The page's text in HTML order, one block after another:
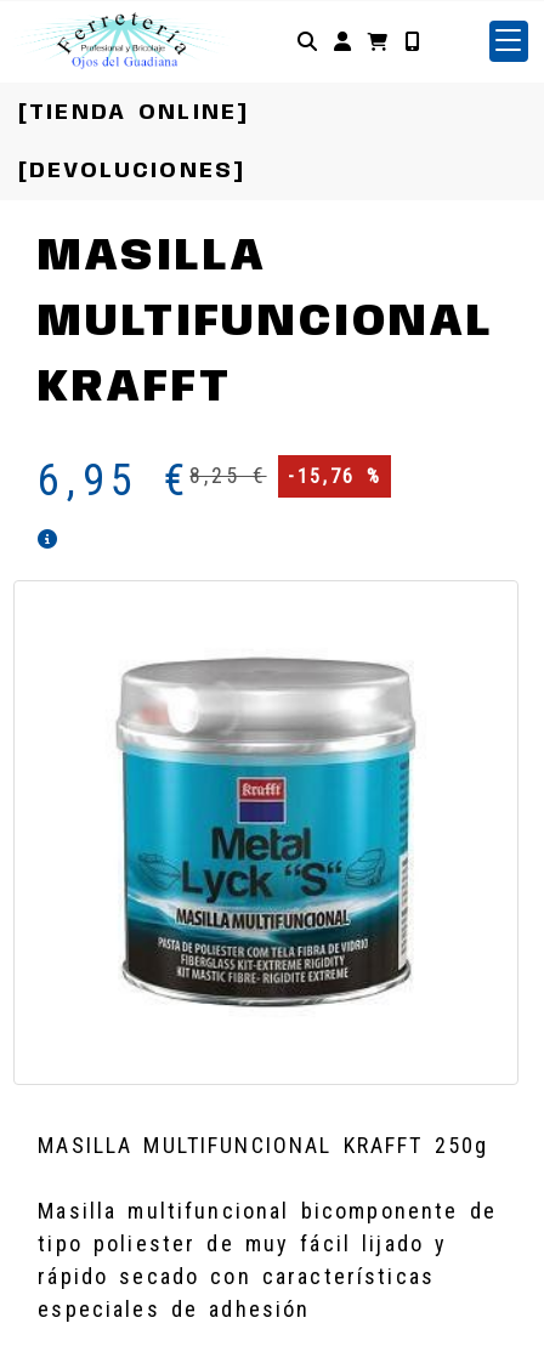
Identifícate
[TIENDA ONLINE]
[DEVOLUCIONES]
MASILLA
MULTIFUNCIONAL
KRAFFT
6,95 €8,25 € -15,76 %
MASILLA MULTIFUNCIONAL KRAFFT 250g
Masilla multifuncional bicomponente de
tipo poliester de muy fácil lijado y
rápido secado con características
especiales de adhesión